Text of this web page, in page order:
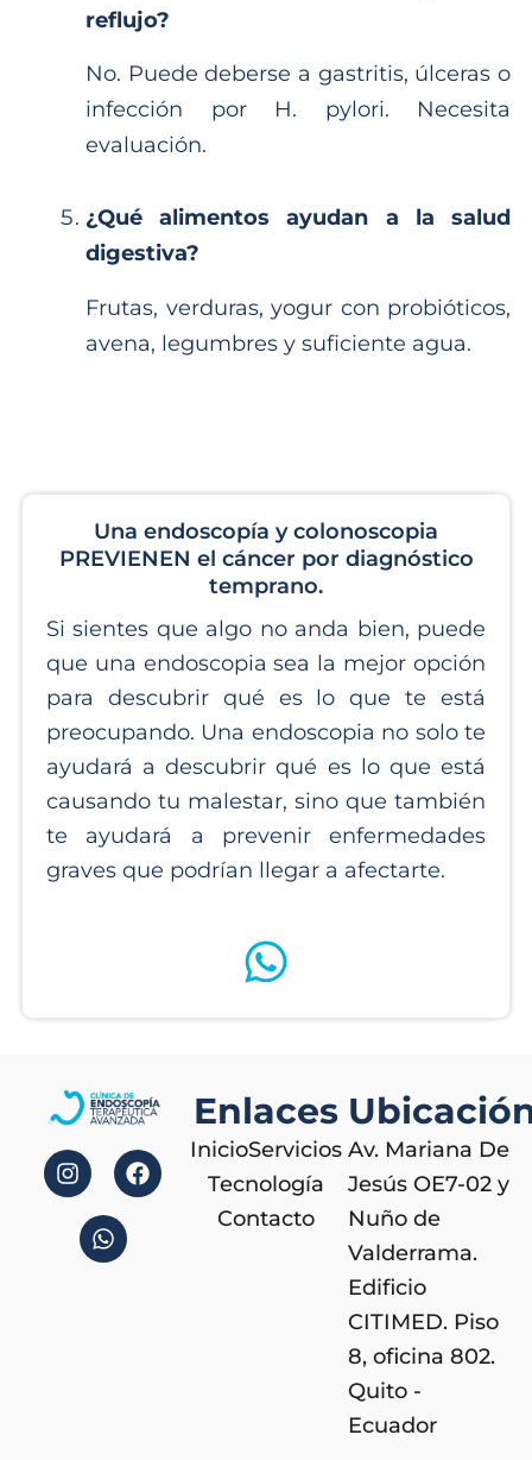
reflujo?
No. Puede deberse a gastritis, úlceras o
infección por H. pylori. Necesita
evaluación.
¿Qué alimentos ayudan a la salud
digestiva?
Frutas, verduras, yogur con probióticos,
avena, legumbres y suficiente agua.
Una endoscopía y colonoscopia
PREVIENEN el cáncer por diagnóstico
temprano.
Si sientes que algo no anda bien, puede
que una endoscopia sea la mejor opción
para descubrir qué es lo que te está
preocupando. Una endoscopia no solo te
ayudará a descubrir qué es lo que está
causando tu malestar, sino que también
te ayudará a prevenir enfermedades
graves que podrían llegar a afectarte.
n
s
g
a
c
h
a
t
s
a
Enlaces
InicioServicios
Tecnología
Contacto
Av. Mariana De
Jesús OE7-02 y
Nuño de
Valderrama.
Edificio
CITIMED. Piso
8, oficina 802.
Quito -
Ecuador